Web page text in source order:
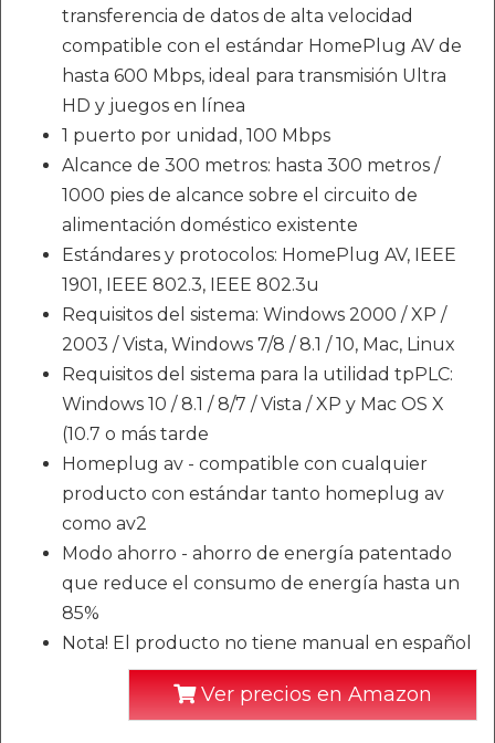
transferencia de datos de alta velocidad
compatible con el estándar HomePlug AV de
hasta 600 Mbps, ideal para transmisión Ultra
HD y juegos en línea
1 puerto por unidad, 100 Mbps
Alcance de 300 metros: hasta 300 metros /
1000 pies de alcance sobre el circuito de
alimentación doméstico existente
Estándares y protocolos: HomePlug AV, IEEE
1901, IEEE 802.3, IEEE 802.3u
Requisitos del sistema: Windows 2000 / XP /
2003 / Vista, Windows 7/8 / 8.1 / 10, Mac, Linux
Requisitos del sistema para la utilidad tpPLC:
Windows 10 / 8.1 / 8/7 / Vista / XP y Mac OS X
(10.7 o más tarde
Homeplug av - compatible con cualquier
producto con estándar tanto homeplug av
como av2
Modo ahorro - ahorro de energía patentado
que reduce el consumo de energía hasta un
85%
Nota! El producto no tiene manual en español
Ver precios en Amazon